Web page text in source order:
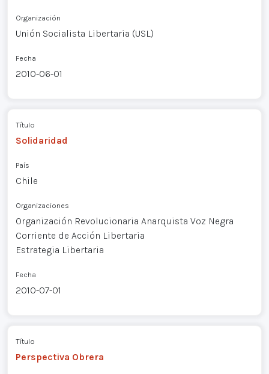
Organización
Unión Socialista Libertaria (USL)
Fecha
2010-06-01
Título
Solidaridad
País
Chile
Organizaciones
Organización Revolucionaria Anarquista Voz Negra
Corriente de Acción Libertaria
Estrategia Libertaria
Fecha
2010-07-01
Título
Perspectiva Obrera